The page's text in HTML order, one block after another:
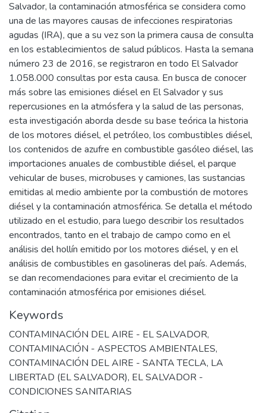
Salvador, la contaminación atmosférica se considera como
una de las mayores causas de infecciones respiratorias
agudas (IRA), que a su vez son la primera causa de consulta
en los establecimientos de salud públicos. Hasta la semana
número 23 de 2016, se registraron en todo El Salvador
1.058.000 consultas por esta causa. En busca de conocer
más sobre las emisiones diésel en El Salvador y sus
repercusiones en la atmósfera y la salud de las personas,
esta investigación aborda desde su base teórica la historia
de los motores diésel, el petróleo, los combustibles diésel,
los contenidos de azufre en combustible gasóleo diésel, las
importaciones anuales de combustible diésel, el parque
vehicular de buses, microbuses y camiones, las sustancias
emitidas al medio ambiente por la combustión de motores
diésel y la contaminación atmosférica. Se detalla el método
utilizado en el estudio, para luego describir los resultados
encontrados, tanto en el trabajo de campo como en el
análisis del hollín emitido por los motores diésel, y en el
análisis de combustibles en gasolineras del país. Además,
se dan recomendaciones para evitar el crecimiento de la
contaminación atmosférica por emisiones diésel.
Keywords
CONTAMINACIÓN DEL AIRE - EL SALVADOR,
CONTAMINACIÓN - ASPECTOS AMBIENTALES,
CONTAMINACIÓN DEL AIRE - SANTA TECLA, LA
LIBERTAD (EL SALVADOR), EL SALVADOR -
CONDICIONES SANITARIAS